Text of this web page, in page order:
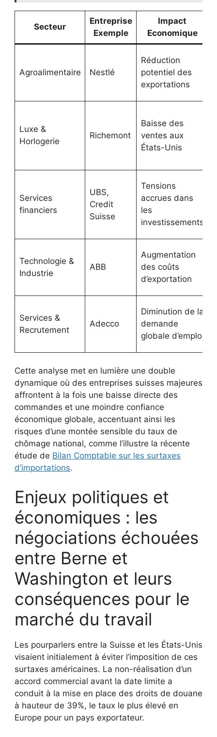
Secteur
Entreprise
Exemple
Impact
Economique
Agroalimentaire Nestlé
Réduction
potentiel des
exportations
Luxe &
Horlogerie
Richemont
Baisse des
ventes aux
États-Unis
Services
financiers
UBS,
Credit
Suisse
Tensions
accrues dans
les
investissements
Technologie &
Industrie
ABB
Augmentation
des coûts
d’exportation
Services &
Recrutement
Adecco
Diminution de la
demande
globale d’emploi
Cette analyse met en lumière une double
dynamique où des entreprises suisses majeures
affrontent à la fois une baisse directe des
commandes et une moindre confiance
économique globale, accentuant ainsi les
risques d’une montée sensible du taux de
chômage national, comme l’illustre la récente
étude de Bilan Comptable sur les surtaxes
d’importations.
Enjeux politiques et
économiques : les
négociations échouées
entre Berne et
Washington et leurs
conséquences pour le
marché du travail
Les pourparlers entre la Suisse et les États-Unis
visaient initialement à éviter l’imposition de ces
surtaxes américaines. La non-réalisation d’un
accord commercial avant la date limite a
conduit à la mise en place des droits de douane
à hauteur de 39%, le taux le plus élevé en
Europe pour un pays exportateur.